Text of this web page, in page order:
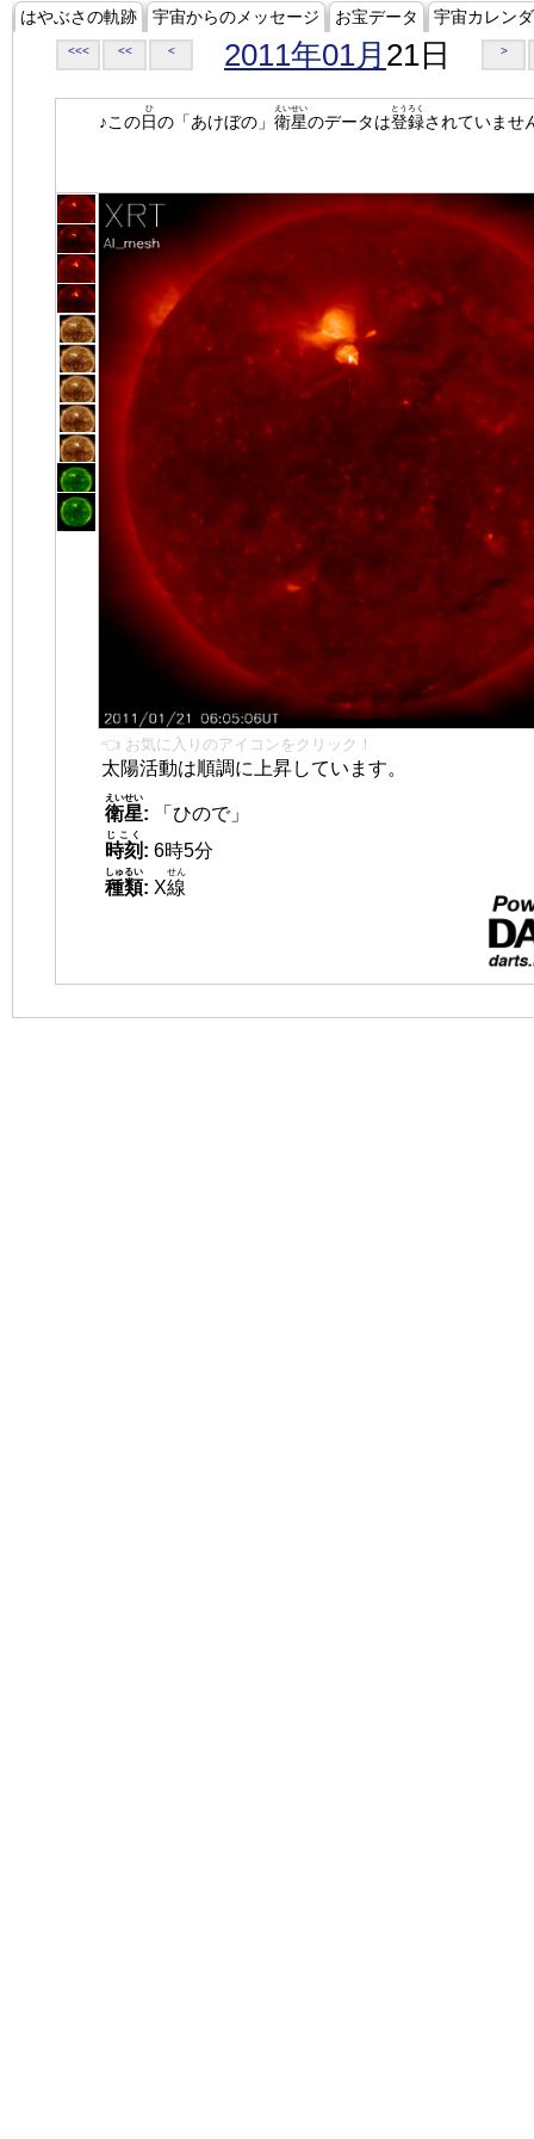
はやぶさの軌跡 宇宙からのメッセージ お宝データ 宇宙カレン
<<< << < 2011年01月 21日 >
♪この日
ひ
の「あけぼの」 衛星
えいせい
のデータは登録
とうろく
されていませ
👈 お気に入りのアイコンをクリック！
太陽活動は順調に上昇しています。
衛星
えいせい
:
「ひので」
時刻
じこく
: 6時5分
種類
しゅるい
: X線
せん